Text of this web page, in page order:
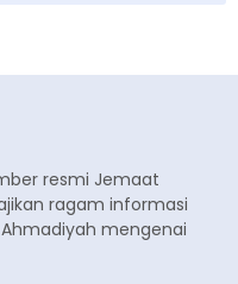
resmi Jemaat
ragam informasi
mengenai